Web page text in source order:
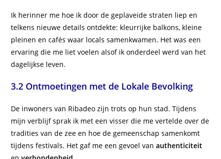
Ik herinner me hoe ik door de geplaveide straten liep en
telkens nieuwe details ontdekte: kleurrijke balkons, kleine
pleinen en cafés waar locals samenkwamen. Het was een
ervaring die me liet voelen alsof ik onderdeel werd van het
dagelijkse leven.
3.2 Ontmoetingen met de Lokale Bevolking
De inwoners van Ribadeo zijn trots op hun stad. Tijdens
mijn verblijf sprak ik met een visser die me vertelde over de
tradities van de zee en hoe de gemeenschap samenkomt
tijdens festivals. Het gaf me een gevoel vanauthenticiteit